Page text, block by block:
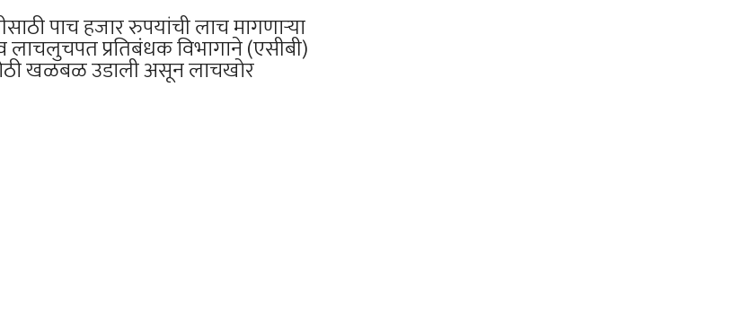
पाच हजार रुपयांची लाच मागणाऱ्या
प्रतिबंधक विभागाने (एसीबी)
खळबळ उडाली असून लाचखोर